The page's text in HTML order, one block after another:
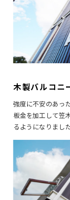
木製バルコニ
強度に不安のあっ
板金を加工して笠
るようになりました